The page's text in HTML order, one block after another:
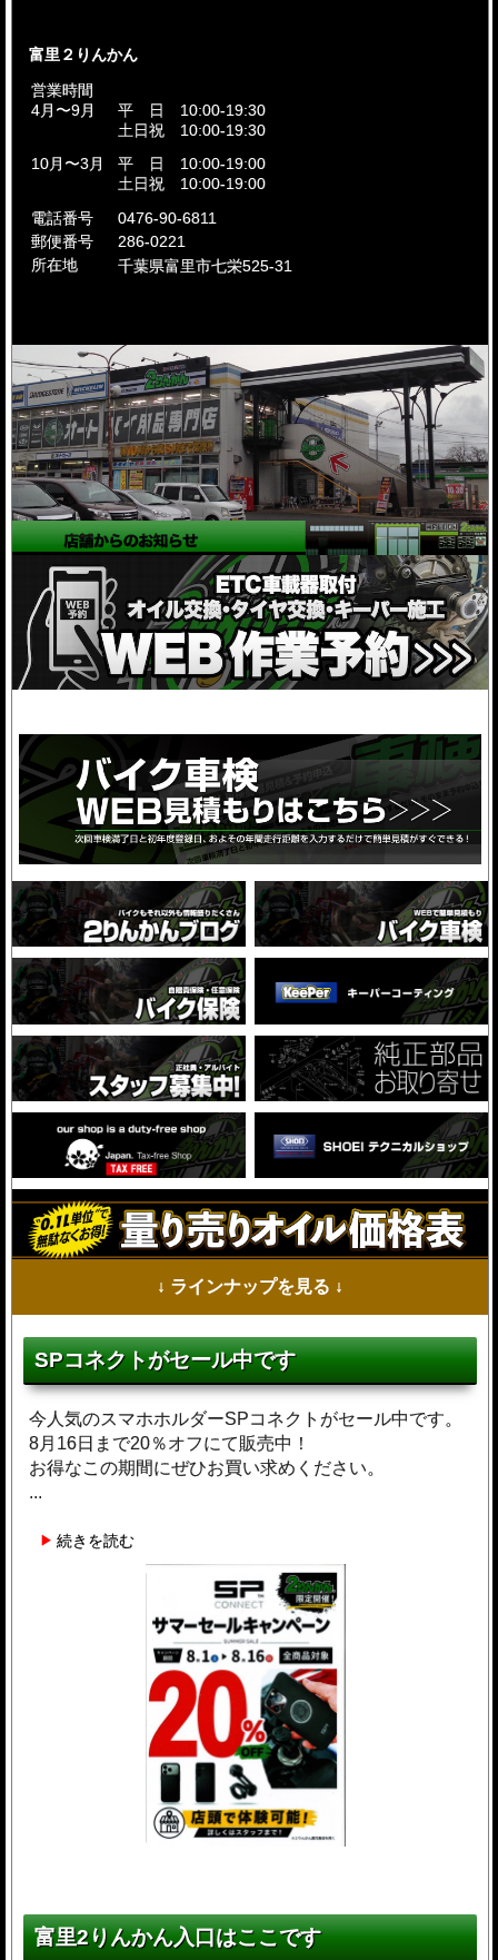
富里２りんかん
営業時間
4月〜9月
平 日 10:00-19:30
土日祝 10:00-19:30
10月〜3月
平 日 10:00-19:00
土日祝 10:00-19:00
電話番号
0476-90-6811
郵便番号
286-0221
所在地
千葉県富里市七栄525-31
↓ ラインナップを見る ↓
SPコネクトがセール中です
今人気のスマホホルダーSPコネクトがセール中です。
8月16日まで20％オフにて販売中！
お得なこの期間にぜひお買い求めください。
...
続きを読む
富里2りんかん入口はここです